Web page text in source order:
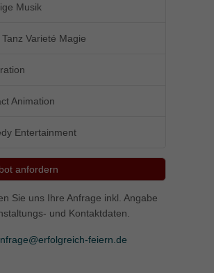
Musik
Tanz Varieté Magie
Animation
Entertainment
anfordern
Sie uns Ihre Anfrage inkl. Angabe
und Kontaktdaten.
feiern.de